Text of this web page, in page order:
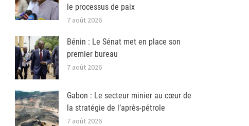
le processus de paix
7 août 2026
Bénin : Le Sénat met en place son
premier bureau
7 août 2026
Gabon : Le secteur minier au cœur de
la stratégie de l’après-pétrole
7 août 2026